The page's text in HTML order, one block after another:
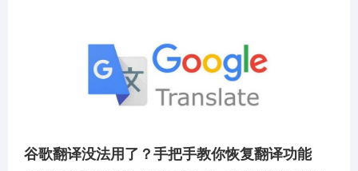
谷歌翻译没法用了？手把手教你恢复翻译功能